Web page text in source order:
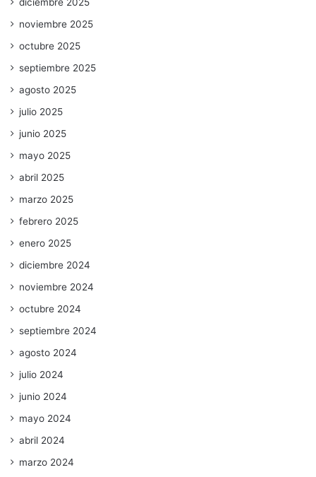
noviembre 2025
octubre 2025
septiembre 2025
agosto 2025
julio 2025
junio 2025
mayo 2025
abril 2025
marzo 2025
febrero 2025
enero 2025
diciembre 2024
noviembre 2024
octubre 2024
septiembre 2024
agosto 2024
julio 2024
junio 2024
mayo 2024
abril 2024
marzo 2024